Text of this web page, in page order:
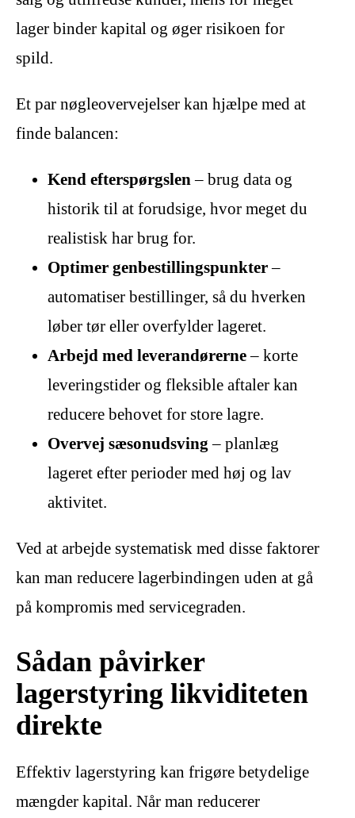
lager binder kapital og øger risikoen for
spild.
Et par nøgleovervejelser kan hjælpe med at
finde balancen:
Kend efterspørgslen – brug data og
historik til at forudsige, hvor meget du
realistisk har brug for.
Optimer genbestillingspunkter–
automatiser bestillinger, så du hverken
løber tør eller overfylder lageret.
Arbejd med leverandørerne– korte
leveringstider og fleksible aftaler kan
reducere behovet for store lagre.
Overvej sæsonudsving – planlæg
lageret efter perioder med høj og lav
aktivitet.
Ved at arbejde systematisk med disse faktorer
kan man reducere lagerbindingen uden at gå
på kompromis med servicegraden.
Sådan påvirker
lagerstyring likviditeten
direkte
Effektiv lagerstyring kan frigøre betydelige
mængder kapital. Når man reducerer